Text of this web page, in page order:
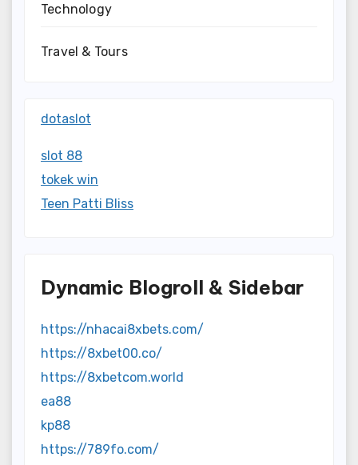
Technology
Travel & Tours
dotaslot
slot 88
tokek win
Teen Patti Bliss
Dynamic Blogroll & Sidebar
https://nhacai8xbets.com/
https://8xbet00.co/
https://8xbetcom.world
ea88
kp88
https://789fo.com/